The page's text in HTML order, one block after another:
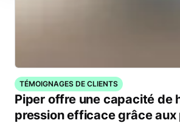
TÉMOIGNAGES DE CLIENTS
Piper offre une capacité de
pression efficace grâce aux